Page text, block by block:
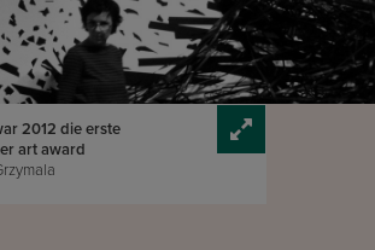
2012 die erste
art award